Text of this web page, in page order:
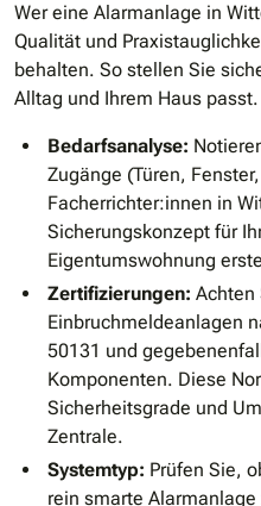
Wer eine Alarmanlage in
Qualität und
behalten. So stellen Sie
Alltag und Ihrem Haus passt.
Bedarfsanalyse:
Zugänge (Türen,
Facherrichter:innen in
Sicherungskonzept für
Eigentumswohnung
Zertifizierungen: Achten
Einbruchmeldeanlagen
50131 und
Komponenten. Diese
Sicherheitsgrade und
Zentrale.
Systemtyp: Prüfen Sie,
rein smarte